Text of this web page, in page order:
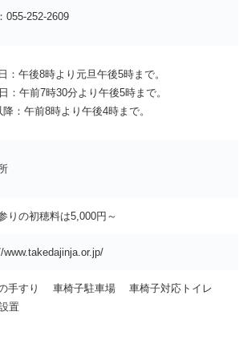
055-252-2609
：午後8時より元旦午後5時まで。
：午前7時30分より午後5時まで。
降：午前8時より午後4時まで。
りの初穂料は5,000円～
www.takedajinja.or.jp/
手すり 車椅子駐車場 車椅子対応トイレ
置